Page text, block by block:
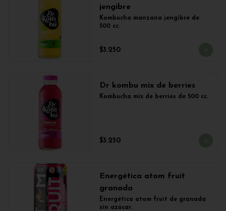
jengibre
Kombucha manzana jengibre de
500 cc.
$3.250
Dr kombu mix de berries
Kombucha mix de berries de 500 cc.
$3.250
Energética atom fruit
granada
Energética atom fruit de granada
sin azúcar.